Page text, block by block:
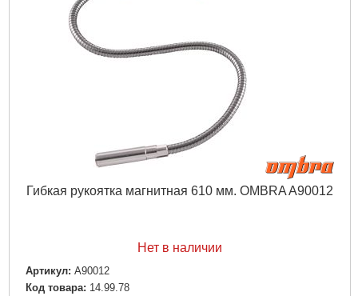
Гибкая рукоятка магнитная 610 мм. OMBRA A90012
Нет в наличии
Артикул: A90012
Код товара: 14.99.78